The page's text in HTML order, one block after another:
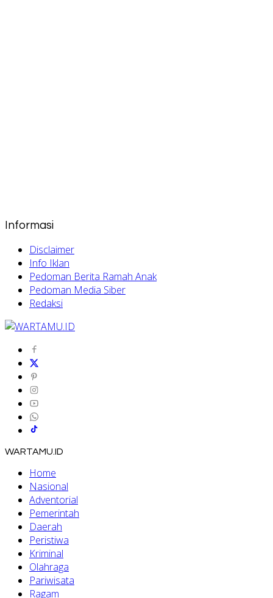
Informasi
Disclaimer
Info Iklan
Pedoman Berita Ramah Anak
Pedoman Media Siber
Redaksi
WARTAMU.ID
Home
Nasional
Adventorial
Pemerintah
Daerah
Peristiwa
Kriminal
Olahraga
Pariwisata
Ragam